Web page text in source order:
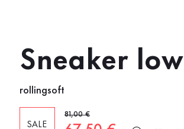
Sneaker
rollingsoft
SALE
Alter Preis
81,00 €